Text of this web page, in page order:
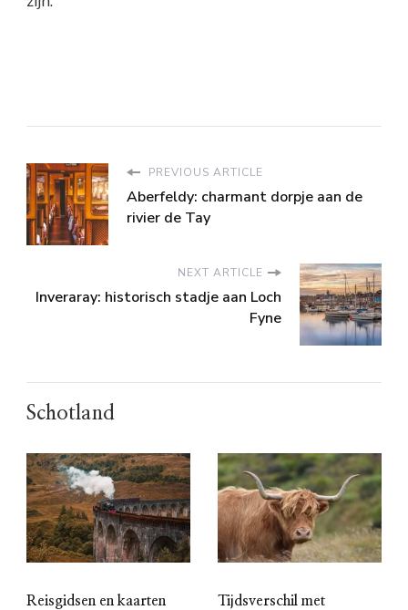
PREVIOUS ARTICLE
Aberfeldy: charmant dorpje aan de
rivier de Tay
NEXT ARTICLE
Inveraray: historisch stadje aan Loch
Fyne
Schotland
Reisgidsen en kaarten
Tijdsverschil met